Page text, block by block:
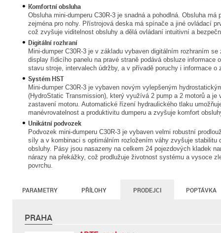
Komfortní obsluha
Obsluha mini-dumperu C30R-3 je snadná a pohodlná. Obsluha
zejména pro nohy. Přístrojová deska má spínače a jiné ovládací
což zvyšuje viditelnost obsluhy a dělá ovládaní intuitivní a
Digitální rozhraní
Mini-dumper C30R-3 je v základu vybaven digitálním rozhraním
display řídicího panelu na pravé straně podává obsluze informace
stavu stroje, intervalech údržby, a v přívadě poruchy i informace o
Systém HST
Mini-dumper C30R-3 je vybaven novým vylepšeným
(HydroStatic Transmission), který využívá 2 pump a 2 motorů a je
zastavení motoru. Automatické řízení hydraulického tlaku
manévrovatelnost a produktivitu dumperu a zvyšuje komfort
Unikátní podvozek
Podvozek mini-dumperu C30R-3 je vybaven velmi robustní
síly a v kombinaci s optimálním rozložením váhy zvyšuje stabilitu
obsluhy. Pásy jsou nasazeny na celkem 24 pojezdových kladek
nárazy na překážky, což prodlužuje životnost systému a vysoce
povrchu.
PARAMETRY PŘÍLOHY PRODEJCI POPTÁVKA
PRAHA